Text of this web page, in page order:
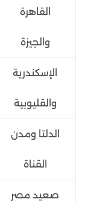
القاهرة
والجيزة
الإسكندرية
والقليوبية
الدلتا ومدن
القناة
صعيد مصر